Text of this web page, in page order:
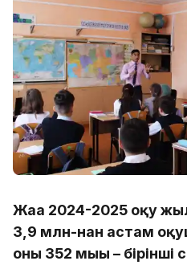
Жаңа 2024-2025 оқу
3,9 млн-нан астам
оның 352 мыңы –